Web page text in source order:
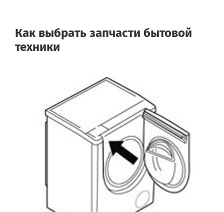
Как выбрать запчасти бытовой
техники